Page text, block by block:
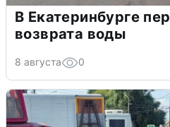
В Екатеринбурге
возврата воды
8 августа 0